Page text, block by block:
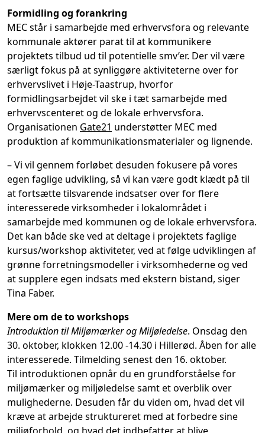
Formidling og forankring
MEC står i samarbejde med erhvervsfora og relevante
kommunale aktører parat til at kommunikere
projektets tilbud ud til potentielle smv’er. Der vil være
særligt fokus på at synliggøre aktiviteterne over for
erhvervslivet i Høje-Taastrup, hvorfor
formidlingsarbejdet vil ske i tæt samarbejde med
erhvervscenteret og de lokale erhvervsfora.
Organisationen Gate21 understøtter MEC med
produktion af kommunikationsmaterialer og lignende.
– Vi vil gennem forløbet desuden fokusere på vores
egen faglige udvikling, så vi kan være godt klædt på til
at fortsætte tilsvarende indsatser over for flere
interesserede virksomheder i lokalområdet i
samarbejde med kommunen og de lokale erhvervsfora.
Det kan både ske ved at deltage i projektets faglige
kursus/workshop aktiviteter, ved at følge udviklingen af
grønne forretningsmodeller i virksomhederne og ved
at supplere egen indsats med ekstern bistand, siger
Tina Faber.
Mere om de to workshops
Introduktion til Miljømærker og Miljøledelse. Onsdag den
30. oktober, klokken 12.00 -14.30 i Hillerød. Åben for alle
interesserede. Tilmelding senest den 16. oktober.
Til introduktionen opnår du en grundforståelse for
miljømærker og miljøledelse samt et overblik over
mulighederne. Desuden får du viden om, hvad det vil
kræve at arbejde struktureret med at forbedre sine